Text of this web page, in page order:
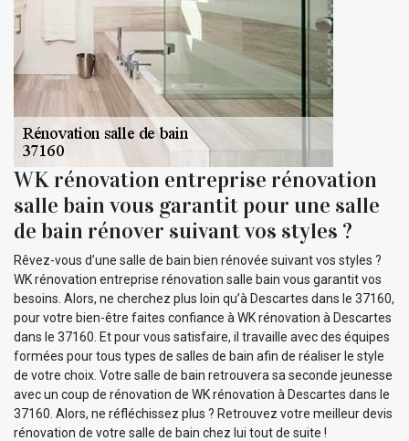
WK rénovation entreprise rénovation
salle bain vous garantit pour une salle
de bain rénover suivant vos styles ?
Rêvez-vous d’une salle de bain bien rénovée suivant vos styles ?
WK rénovation entreprise rénovation salle bain vous garantit vos
besoins. Alors, ne cherchez plus loin qu’à Descartes dans le 37160,
pour votre bien-être faites confiance à WK rénovation à Descartes
dans le 37160. Et pour vous satisfaire, il travaille avec des équipes
formées pour tous types de salles de bain afin de réaliser le style
de votre choix. Votre salle de bain retrouvera sa seconde jeunesse
avec un coup de rénovation de WK rénovation à Descartes dans le
37160. Alors, ne réfléchissez plus ? Retrouvez votre meilleur devis
rénovation de votre salle de bain chez lui tout de suite !